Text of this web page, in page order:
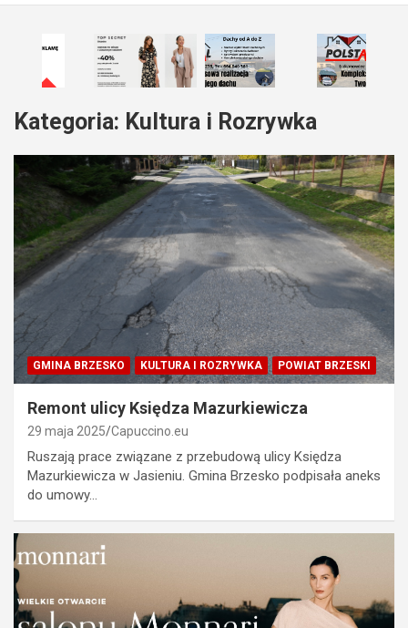
Kategoria: Kultura i Rozrywka
GMINA BRZESKO KULTURA I ROZRYWKA POWIAT BRZESKI
Remont ulicy Księdza Mazurkiewicza
29 maja 2025 Capuccino.eu
Ruszają prace związane z przebudową ulicy Księdza
Mazurkiewicza w Jasieniu. Gmina Brzesko podpisała aneks
do umowy…